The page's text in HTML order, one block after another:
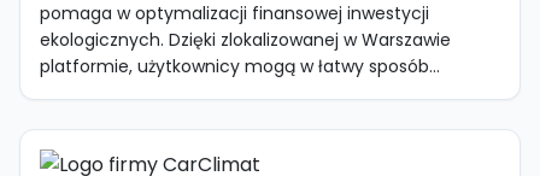
pomaga w optymalizacji finansowej inwestycji
ekologicznych. Dzięki zlokalizowanej w Warszawie
platformie, użytkownicy mogą w łatwy sposób...